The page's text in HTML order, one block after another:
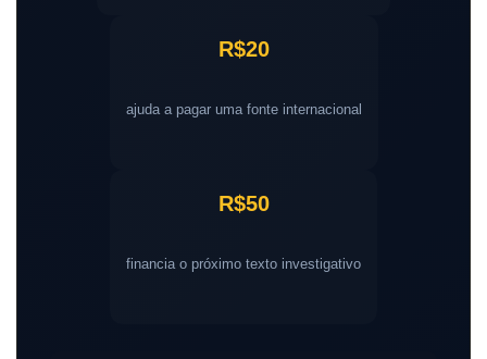
R$20
ajuda a pagar uma fonte internacional
R$50
financia o próximo texto investigativo